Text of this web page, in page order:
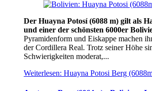
Der Huayna Potosí (6088 m) gilt als
und einer der schönsten 6000er
Pyramidenform und Eiskappe machen
der Cordillera Real. Trotz seiner Höhe
Schwierigkeiten moderat,...
Weiterlesen: Huayna Potosi Berg